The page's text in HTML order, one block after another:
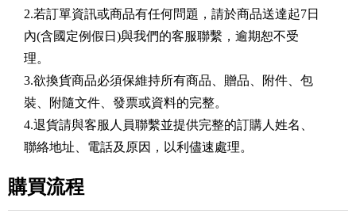
2.若訂單資訊或商品有任何問題，請於商品送達起7日
內(含國定例假日)與我們的客服聯繫，逾期恕不受
理。
3.欲換貨商品必須保維持所有商品、贈品、附件、包
裝、附隨文件、發票或資料的完整。
4.退貨請與客服人員聯繫並提供完整的訂購人姓名、
聯絡地址、電話及原因，以利儘速處理。
購買流程